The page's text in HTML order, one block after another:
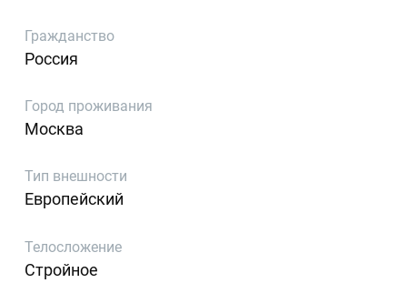
Гражданство
Россия
Город проживания
Москва
Тип внешности
Европейский
Телосложение
Стройное